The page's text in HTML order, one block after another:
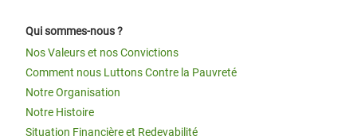
Qui sommes-nous ?
Nos Valeurs et nos Convictions
Comment nous Luttons Contre la Pauvreté
Notre Organisation
Notre Histoire
Situation Financière et Redevabilité